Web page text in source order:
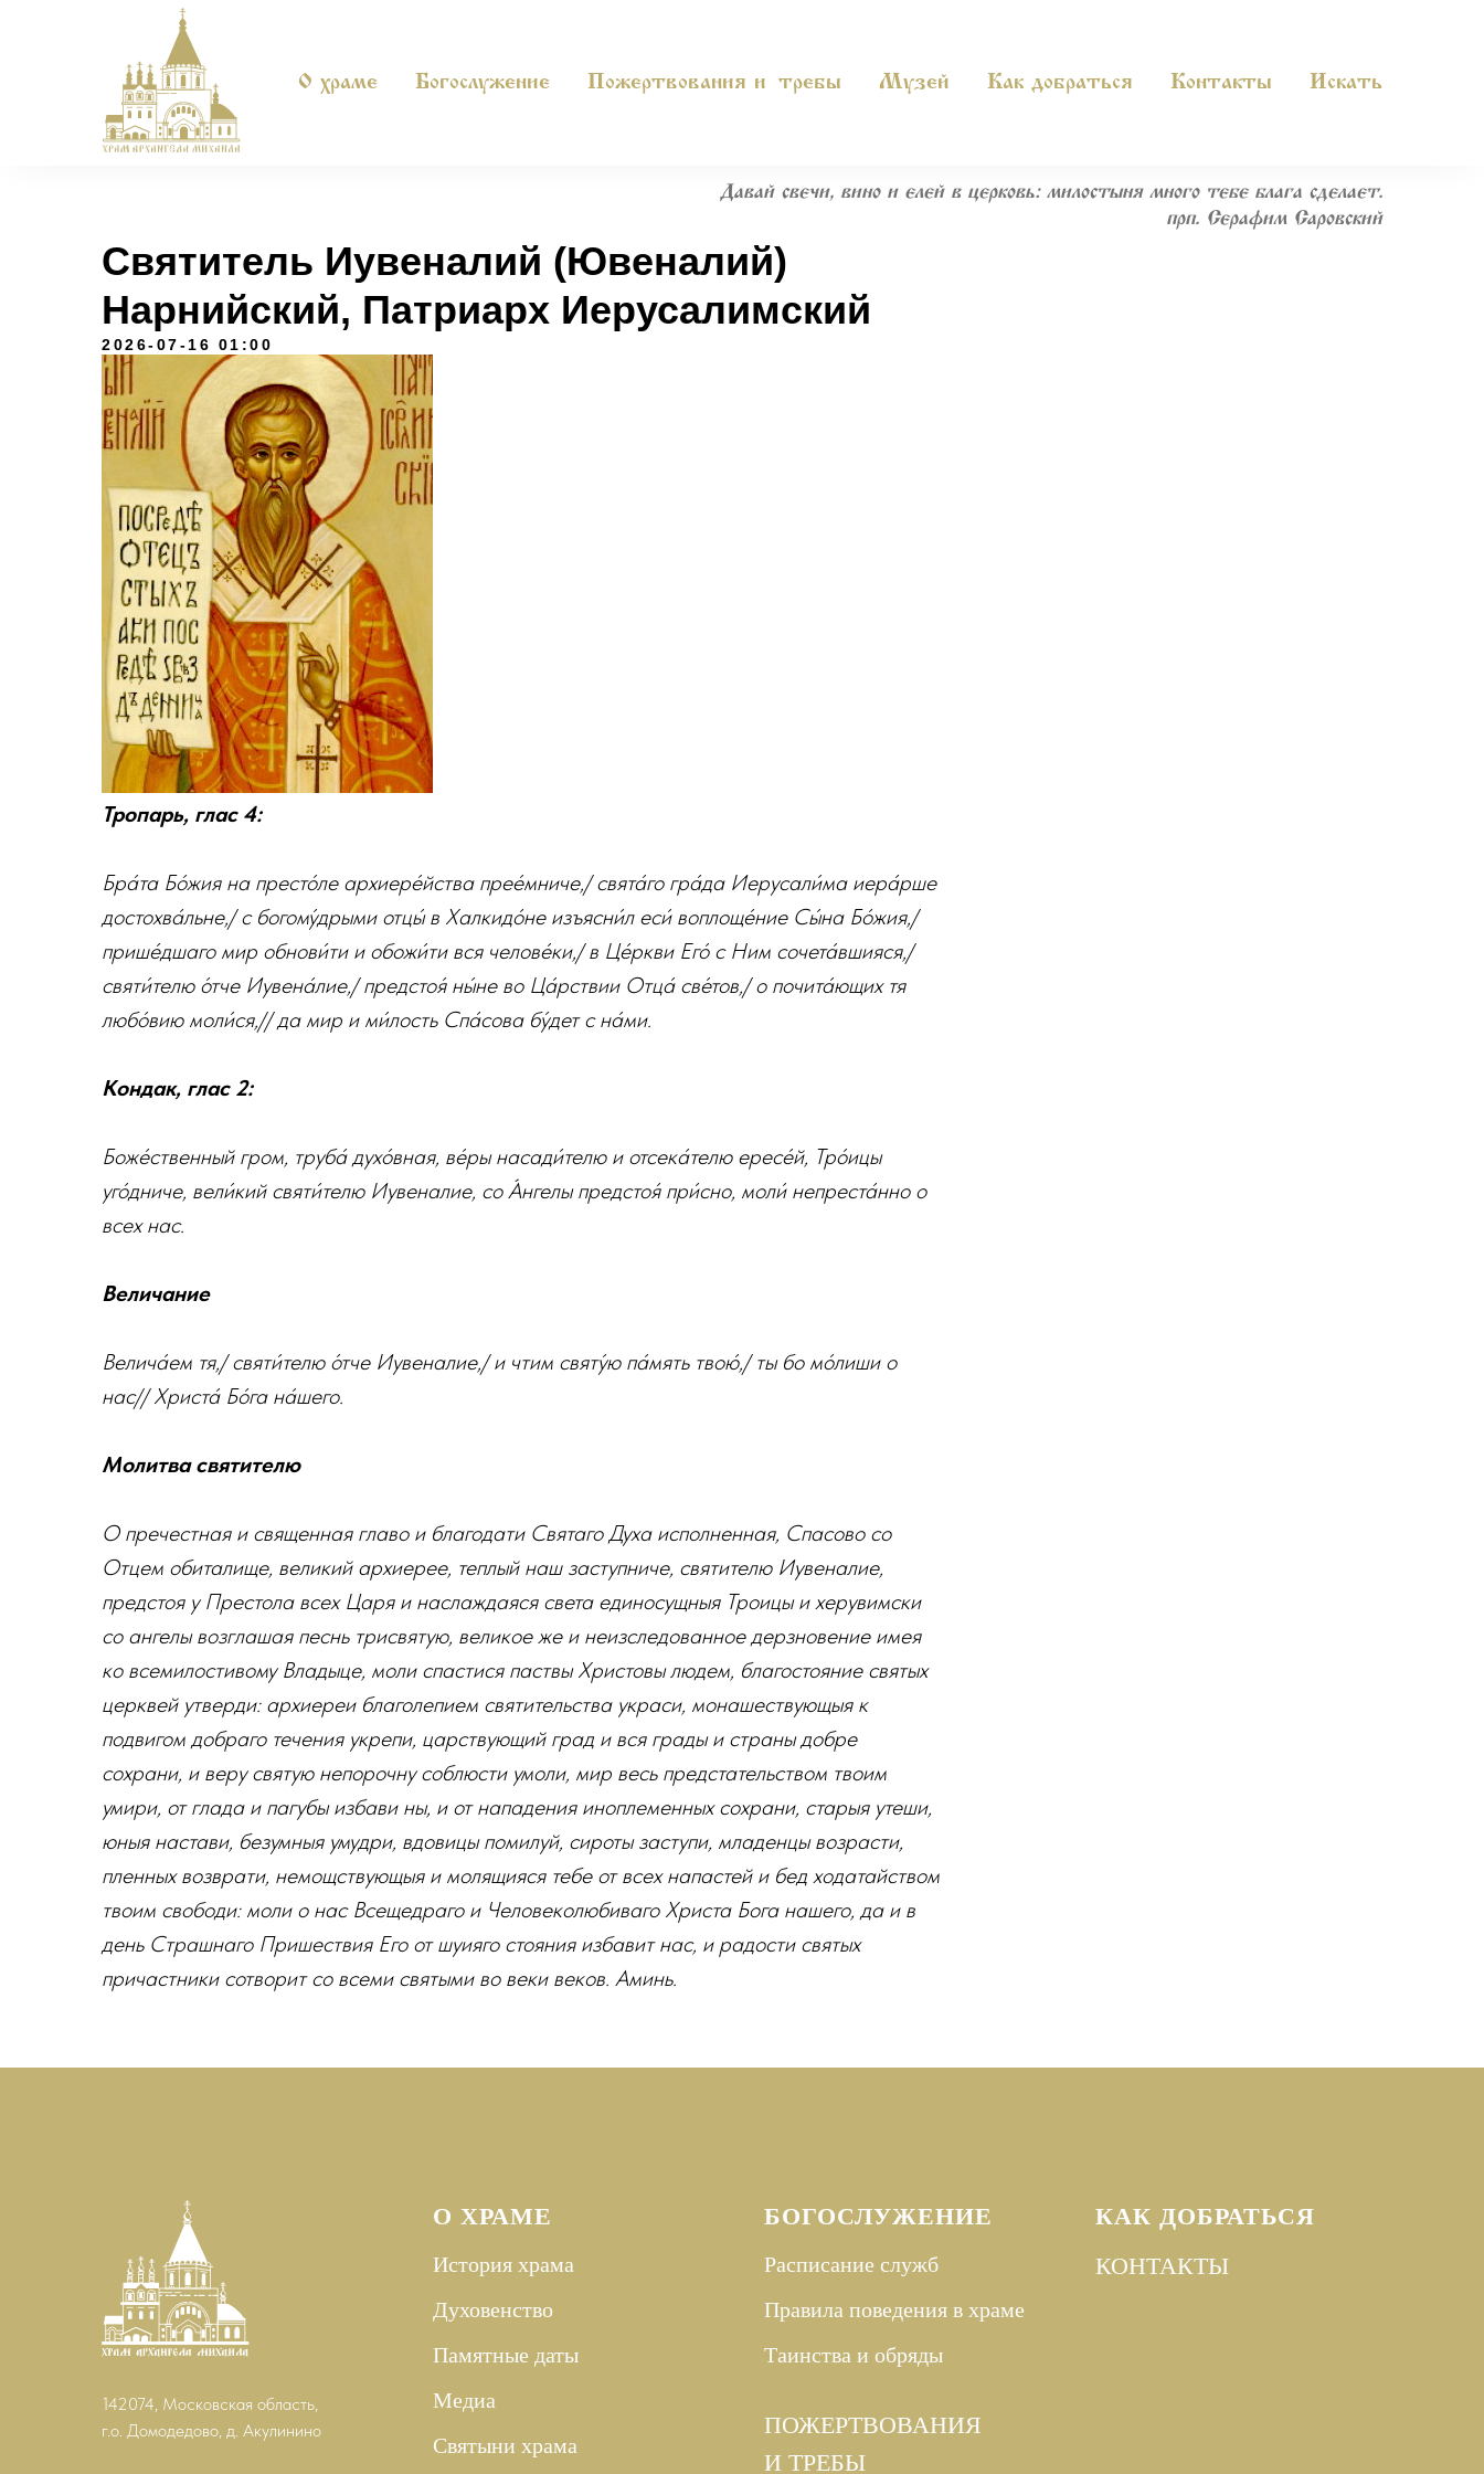
О храме Богослужение Пожертвования и требы Музей Как добраться Контакты Искать
Давай свечи, вино и елей в церковь: милостыня много тебе блага сделает».
прп. Серафим Саровский
Святитель Иувеналий (Ювеналий)
Нарнийский, Патриарх Иерусалимский
2026-07-16 01:00
Тропарь, глас 4:
Бра́та Бо́жия на престо́ле архиере́йства прее́мниче,/ свята́го гра́да Иерусали́ма иера́рше
достохва́льне,/ с богому́дрыми отцы́ в Халкидо́не изъясни́л еси́ воплоще́ние Сы́на Бо́жия,/
прише́дшаго мир обнови́ти и обожи́ти вся челове́ки,/ в Це́ркви Его́ с Ним сочета́вшияся,/
святи́телю о́тче Иувена́лие,/ предстоя́ ны́не во Ца́рствии Отца́ све́тов,/ о почита́ющих тя
любо́вию моли́ся,// да мир и ми́лость Спа́сова бу́дет с на́ми.
Кондак, глас 2:
Боже́ственный гром, труба́ духо́вная, ве́ры насади́телю и отсека́телю ересе́й, Тро́ицы
уго́дниче, вели́кий святи́телю Иувеналие, со А́нгелы предстоя́ при́сно, моли́ непреста́нно о
всех нас.
Величание
Велича́ем тя,/ святи́телю о́тче Иувеналие,/ и чтим святу́ю па́мять твою́,/ ты бо мо́лиши о
нас// Христа́ Бо́га на́шего.
Молитва святителю
О пречестная и священная главо и благодати Святаго Духа исполненная, Спасово со
Отцем обиталище, великий архиерее, теплый наш заступниче, святителю Иувеналие,
предстоя у Престола всех Царя и наслаждаяся света единосущныя Троицы и херувимски
со ангелы возглашая песнь трисвятую, великое же и неизследованное дерзновение имея
ко всемилостивому Владыце, моли спастися паствы Христовы людем, благостояние святых
церквей утверди: архиереи благолепием святительства украси, монашествующыя к
подвигом добраго течения укрепи, царствующий град и вся грады и страны добре
сохрани, и веру святую непорочну соблюсти умоли, мир весь предстательством твоим
умири, от глада и пагубы избави ны, и от нападения иноплеменных сохрани, старыя утеши,
юныя настави, безумныя умудри, вдовицы помилуй, сироты заступи, младенцы возрасти,
пленных возврати, немощствующыя и молящияся тебе от всех напастей и бед ходатайством
твоим свободи: моли о нас Всещедраго и Человеколюбиваго Христа Бога нашего, да и в
день Страшнаго Пришествия Его от шуияго стояния избавит нас, и радости святых
причастники сотворит со всеми святыми во веки веков. Аминь.
142074, Московская область,
г.о. Домодедово, д. Акулинино
О ХРАМЕ
История храма
Духовенство
Памятные даты
Медиа
Святыни храма
БОГОСЛУЖЕНИЕ
Расписание служб
Правила поведения в храме
Таинства и обряды
ПОЖЕРТВОВАНИЯ
И ТРЕБЫ
КАК ДОБРАТЬСЯ
КОНТАКТЫ